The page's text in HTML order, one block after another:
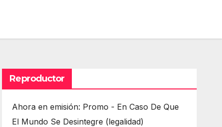
Reproductor
Ahora en emisión: Promo - En Caso De Que
El Mundo Se Desintegre (legalidad)